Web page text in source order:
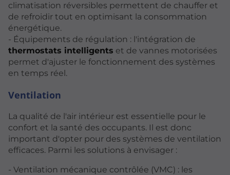
climatisation réversibles permettent de chauffer et
de refroidir tout en optimisant la consommation
énergétique.
- Équipements de régulation : l'intégration de
thermostats intelligents et de vannes motorisées
permet d'ajuster le fonctionnement des systèmes
en temps réel.
Ventilation
La qualité de l'air intérieur est essentielle pour le
confort et la santé des occupants. Il est donc
important d'opter pour des systèmes de ventilation
efficaces. Parmi les solutions à envisager :
- Ventilation mécanique contrôlée (VMC) : les